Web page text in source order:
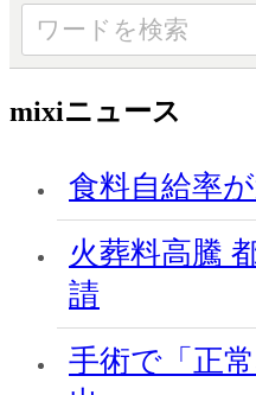
mixiニュース
食料自給率
火葬料高騰
請
手術で「正